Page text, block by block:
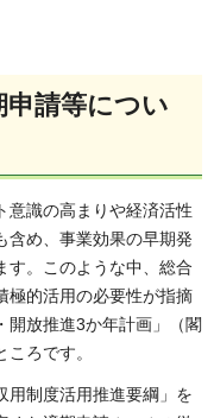
請等につい
意識の高まりや経済活性
含め、事業効果の早期発
す。このような中、総合
極的活用の必要性が指摘
開放推進3か年計画」（閣
ろです。
用制度活用推進要綱」を